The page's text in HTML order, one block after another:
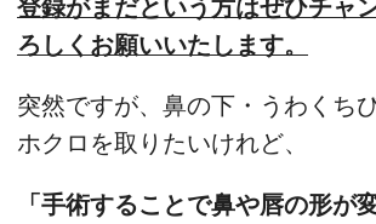
登録がまだという方はぜひチャ
ろしくお願いいたします。
突然ですが、鼻の下・うわくち
ホクロを取りたいけれど、
「手術することで鼻や唇の形が